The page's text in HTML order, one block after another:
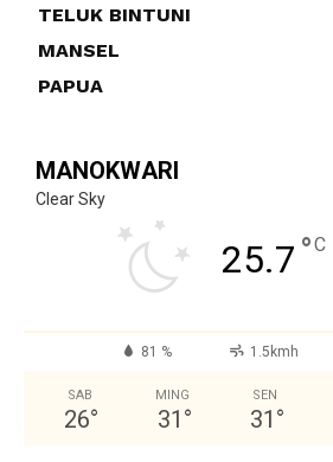
TELUK BINTUNI
MANSEL
PAPUA
MANOKWARI
Clear Sky
25.7 °C
81 % 1.5kmh
SAB
26°
MING
31 °
SEN
31 °